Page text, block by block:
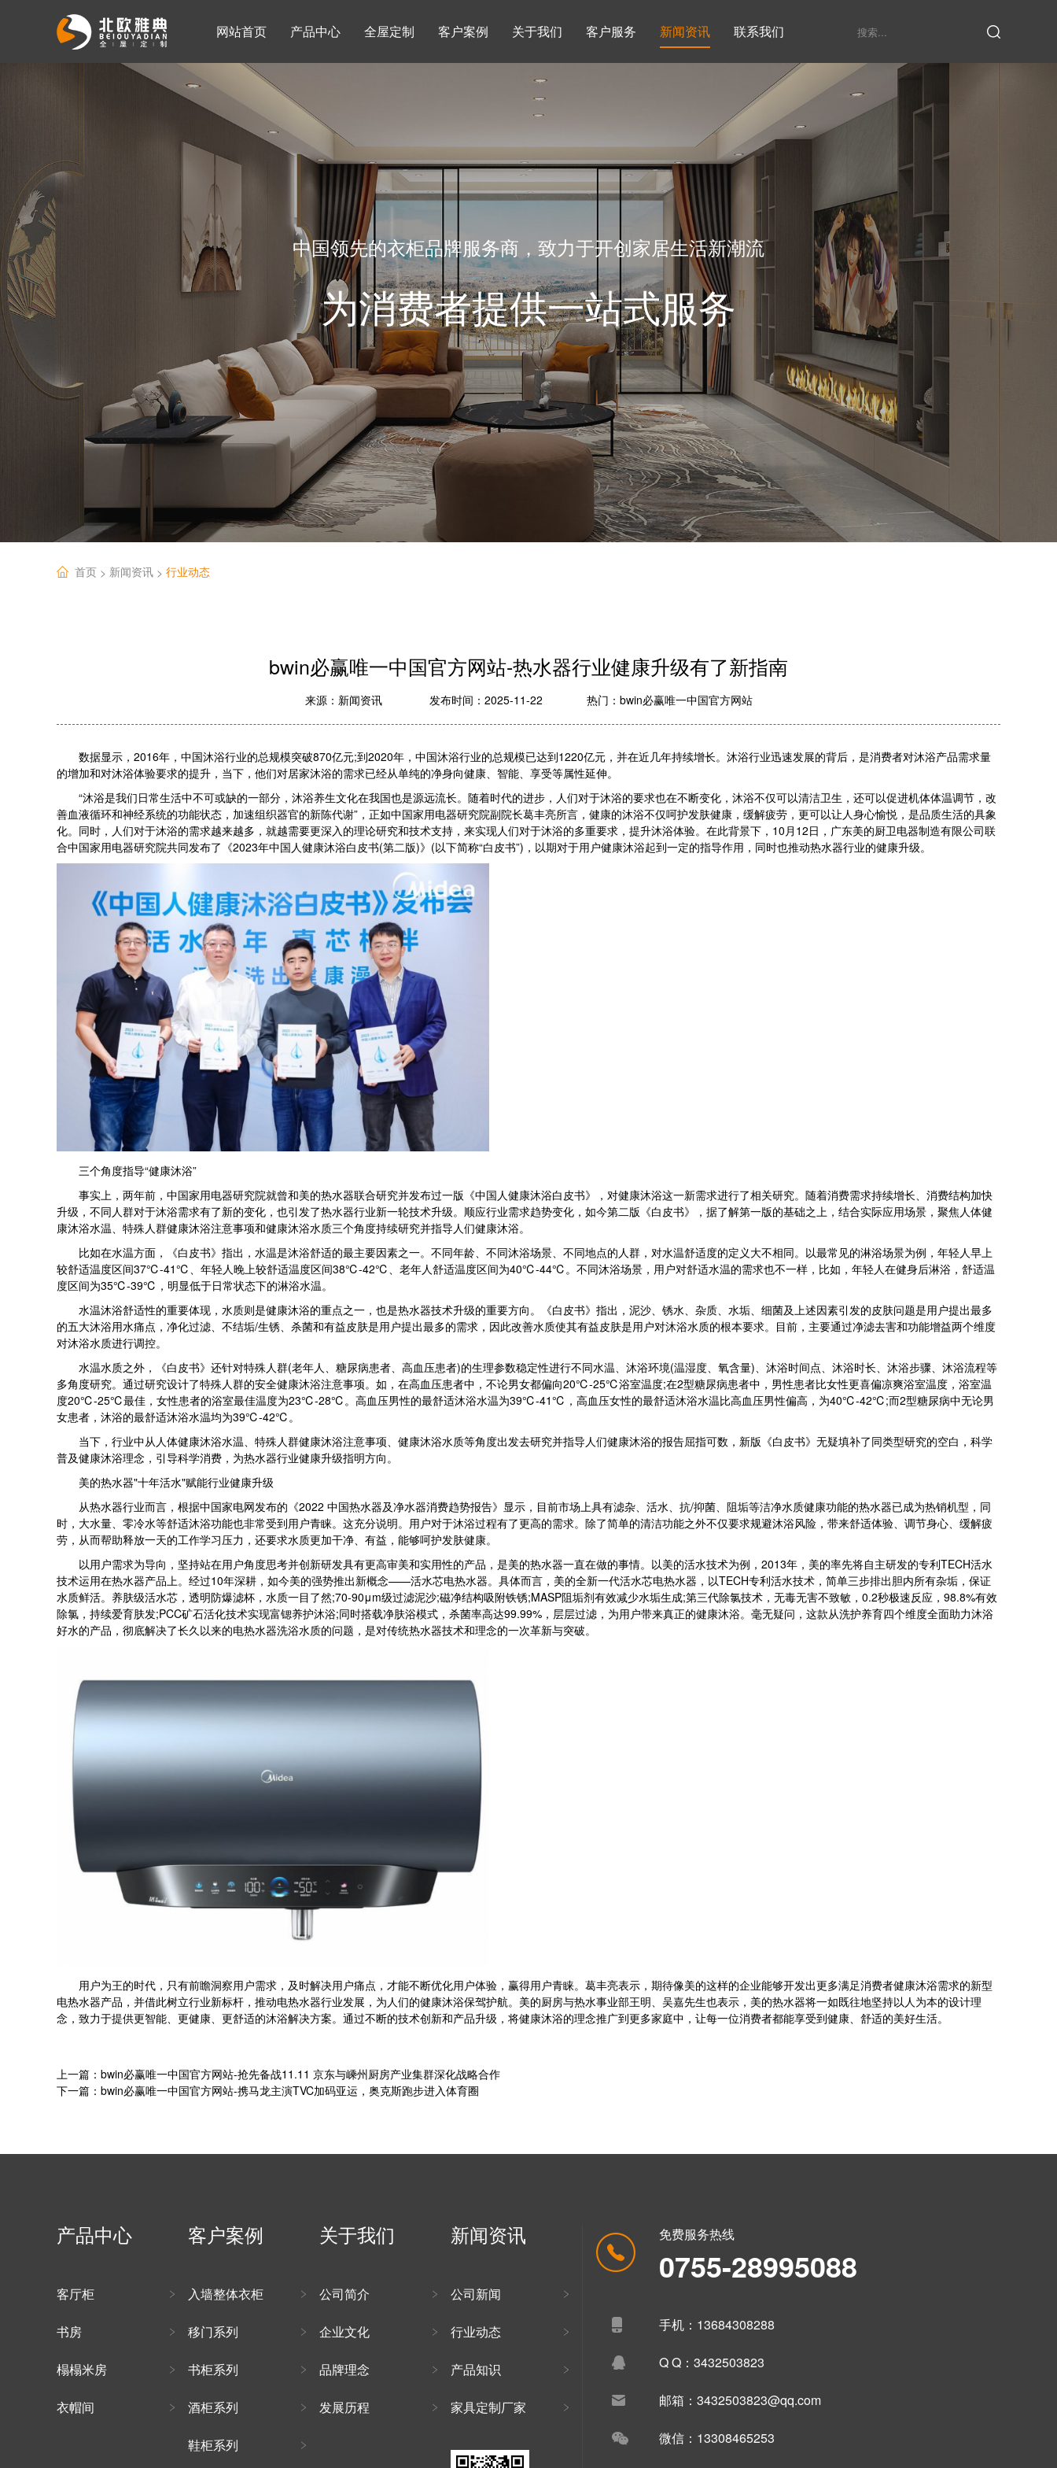
网站首页 产品中心
衣帽间
全屋定制 客户案例
书柜系列 酒柜系列 鞋柜系列
关于我们
公司简介 发展历程
客户服务 新闻资讯
公司新闻 家具定制厂家
联系我们
中国领先的衣柜品牌服务商，致力于开创家居生活新潮流
为消费者提供一站式服务
首页 > 新闻资讯 > 行业动态
bwin必赢唯一中国官方网站-热水器行业健康升级有了新指南
来源： 新闻资讯 发布时间：2025-11-22 热门： bwin必赢唯一中国官方网站
数据显示，2016年，中国沐浴行业的总规模突破870亿元;到2020年，中国沐浴行业的总规模已达到1220亿元，并在近几年持续增长。沐浴行业迅速发展的背后，是消费者对沐浴产品需求量
的增加和对沐浴体验要求的提升，当下，他们对居家沐浴的需求已经从单纯的净身向健康、智能、享受等属性延伸。
“沐浴是我们日常生活中不可或缺的一部分，沐浴养生文化在我国也是源远流长。随着时代的进步，人们对于沐浴的要求也在不断变化，沐浴不仅可以清洁卫生，还可以促进机体体温调节，改
善血液循环和神经系统的功能状态，加速组织器官的新陈代谢”，正如中国家用电器研究院副院长葛丰亮所言，健康的沐浴不仅呵护发肤健康，缓解疲劳，更可以让人身心愉悦，是品质生活的具象
化。同时，人们对于沐浴的需求越来越多，就越需要更深入的理论研究和技术支持，来实现人们对于沐浴的多重要求，提升沐浴体验。在此背景下，10月12日，广东美的厨卫电器制造有限公司联
合中国家用电器研究院共同发布了《2023年中国人健康沐浴白皮书(第二版)》(以下简称“白皮书”)，以期对于用户健康沐浴起到一定的指导作用，同时也推动热水器行业的健康升级。
三个角度指导“健康沐浴”
事实上，两年前，中国家用电器研究院就曾和美的热水器联合研究并发布过一版《中国人健康沐浴白皮书》，对健康沐浴这一新需求进行了相关研究。随着消费需求持续增长、消费结构加快
升级，不同人群对于沐浴需求有了新的变化，也引发了热水器行业新一轮技术升级。顺应行业需求趋势变化，如今第二版《白皮书》，据了解第一版的基础之上，结合实际应用场景，聚焦人体健
康沐浴水温、特殊人群健康沐浴注意事项和健康沐浴水质三个角度持续研究并指导人们健康沐浴。
比如在水温方面，《白皮书》指出，水温是沐浴舒适的最主要因素之一。不同年龄、不同沐浴场景、不同地点的人群，对水温舒适度的定义大不相同。以最常见的淋浴场景为例，年轻人早上
较舒适温度区间37℃-41℃、年轻人晚上较舒适温度区间38℃-42℃、老年人舒适温度区间为40℃-44℃。不同沐浴场景，用户对舒适水温的需求也不一样，比如，年轻人在健身后淋浴，舒适温
度区间为35℃-39℃，明显低于日常状态下的淋浴水温。
水温沐浴舒适性的重要体现，水质则是健康沐浴的重点之一，也是热水器技术升级的重要方向。《白皮书》指出，泥沙、锈水、杂质、水垢、细菌及上述因素引发的皮肤问题是用户提出最多
的五大沐浴用水痛点，净化过滤、不结垢/生锈、杀菌和有益皮肤是用户提出最多的需求，因此改善水质使其有益皮肤是用户对沐浴水质的根本要求。目前，主要通过净滤去害和功能增益两个维度
对沐浴水质进行调控。
水温水质之外，《白皮书》还针对特殊人群(老年人、糖尿病患者、高血压患者)的生理参数稳定性进行不同水温、沐浴环境(温湿度、氧含量)、沐浴时间点、沐浴时长、沐浴步骤、沐浴流程等
多角度研究。通过研究设计了特殊人群的安全健康沐浴注意事项。如，在高血压患者中，不论男女都偏向20℃-25℃浴室温度;在2型糖尿病患者中，男性患者比女性更喜偏凉爽浴室温度，浴室温
度20℃-25℃最佳，女性患者的浴室最佳温度为23℃-28℃。高血压男性的最舒适沐浴水温为39℃-41℃，高血压女性的最舒适沐浴水温比高血压男性偏高，为40℃-42℃;而2型糖尿病中无论男
女患者，沐浴的最舒适沐浴水温均为39℃-42℃。
当下，行业中从人体健康沐浴水温、特殊人群健康沐浴注意事项、健康沐浴水质等角度出发去研究并指导人们健康沐浴的报告屈指可数，新版《白皮书》无疑填补了同类型研究的空白，科学
普及健康沐浴理念，引导科学消费，为热水器行业健康升级指明方向。
美的热水器"十年活水"赋能行业健康升级
从热水器行业而言，根据中国家电网发布的《2022 中国热水器及净水器消费趋势报告》显示，目前市场上具有滤杂、活水、抗/抑菌、阻垢等洁净水质健康功能的热水器已成为热销机型，同
时，大水量、零冷水等舒适沐浴功能也非常受到用户青睐。这充分说明。用户对于沐浴过程有了更高的需求。除了简单的清洁功能之外不仅要求规避沐浴风险，带来舒适体验、调节身心、缓解疲
劳，从而帮助释放一天的工作学习压力，还要求水质更加干净、有益，能够呵护发肤健康。
以用户需求为导向，坚持站在用户角度思考并创新研发具有更高审美和实用性的产品，是美的热水器一直在做的事情。以美的活水技术为例，2013年，美的率先将自主研发的专利TECH活水
技术运用在热水器产品上。经过10年深耕，如今美的强势推出新概念——活水芯电热水器。具体而言，美的全新一代活水芯电热水器，以TECH专利活水技术，简单三步排出胆内所有杂垢，保证
水质鲜活。养肤级活水芯，透明防爆滤杯，水质一目了然;70-90μm级过滤泥沙;磁净结构吸附铁锈;MASP阻垢剂有效减少水垢生成;第三代除氯技术，无毒无害不致敏，0.2秒极速反应，98.8%有效
除氯，持续爱育肤发;PCC矿石活化技术实现富锶养护沐浴;同时搭载净肤浴模式，杀菌率高达99.99%，层层过滤，为用户带来真正的健康沐浴。毫无疑问，这款从洗护养育四个维度全面助力沐浴
好水的产品，彻底解决了长久以来的电热水器洗浴水质的问题，是对传统热水器技术和理念的一次革新与突破。
用户为王的时代，只有前瞻洞察用户需求，及时解决用户痛点，才能不断优化用户体验，赢得用户青睐。葛丰亮表示，期待像美的这样的企业能够开发出更多满足消费者健康沐浴需求的新型
电热水器产品，并借此树立行业新标杆，推动电热水器行业发展，为人们的健康沐浴保驾护航。美的厨房与热水事业部王明、吴嘉先生也表示，美的热水器将一如既往地坚持以人为本的设计理
念，致力于提供更智能、更健康、更舒适的沐浴解决方案。通过不断的技术创新和产品升级，将健康沐浴的理念推广到更多家庭中，让每一位消费者都能享受到健康、舒适的美好生活。
上一篇：bwin必赢唯一中国官方网站-抢先备战11.11 京东与嵊州厨房产业集群深化战略合作
下一篇：bwin必赢唯一中国官方网站-携马龙主演TVC加码亚运，奥克斯跑步进入体育圈
产品中心
客厅柜
书房
榻榻米房
衣帽间
客户案例
入墙整体衣柜
移门系列
书柜系列
酒柜系列
鞋柜系列
关于我们
公司简介
企业文化
品牌理念
发展历程
新闻资讯
公司新闻
行业动态
产品知识
家具定制厂家
免费服务热线
0755-28995088
手机：13684308288
Q Q：3432503823
邮箱：3432503823@qq.com
微信：13308465253